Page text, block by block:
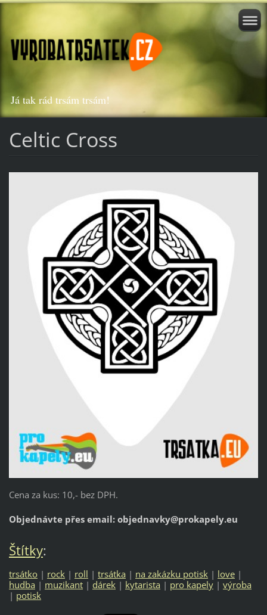
Já tak rád trsám trsám!
Celtic Cross
Cena za kus: 10,- bez DPH.
Objednávte přes email: objednavky@prokapely.eu
Štítky:
trsátko | rock | roll | trsátka | na zakázku potisk | love |
hudba | muzikant | dárek | kytarista | pro kapely | výroba
| potisk